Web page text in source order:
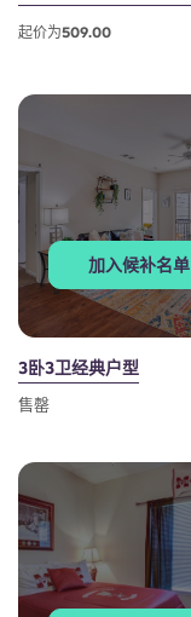
起价为509.00
加入候补名单
3卧3卫经典户型
售罄